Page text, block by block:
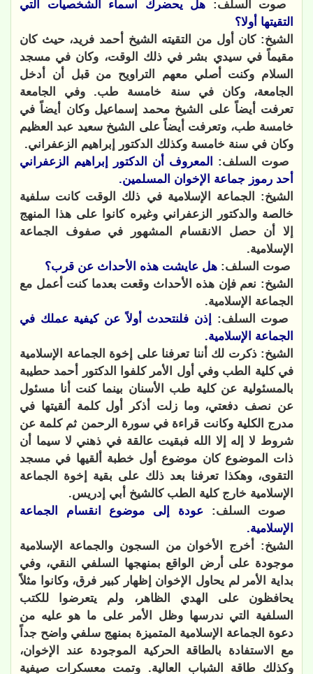
صوت السلف: هل يحضرك أسماء الشخصيات التي
التقيتها أولا؟
الشيخ: كان أول من التقيته الشيخ أحمد فريد، حيث كان
مقيماً في سيدي بشر في ذلك الوقت، وكان في مسجد
السلام وكنت أصلي معهم التراويح من قبل أن أدخل
الجامعة، وكان في سنة خامسة طب.
وفي الجامعة
تعرفت أيضاً على الشيخ محمد إسماعيل وكان أيضاً في
خامسة طب، وتعرفت أيضاً على الشيخ سعيد عبد العظيم
وكان في سنة خامسة وكذلك الدكتور إبراهيم الزعفراني.
صوت السلف:
المعروف أن الدكتور إبراهيم الزعفراني
أحد رموز جماعة الإخوان المسلمين.
الشيخ: الجماعة الإسلامية في ذلك الوقت كانت سلفية
خالصة والدكتور الزعفراني وغيره كانوا على هذا المنهج
إلا أن حصل الانقسام المشهور في صفوف الجماعة
الإسلامية.
صوت السلف: هل عايشت هذه الأحداث عن قرب؟
الشيخ: نعم فإن هذه الأحداث وقعت بعدما كنت أعمل مع
الجماعة الإسلامية.
صوت السلف: إذن فلنتحدث أولاً عن كيفية عملك في
الجماعة الإسلامية.
الشيخ: ذكرت لك أننا تعرفنا على إخوة الجماعة الإسلامية
في كلية الطب وفي أول الأمر كلفوا الدكتور أحمد حطيبة
بالمسئولية عن كلية طب الأسنان بينما كنت أنا مسئول
عن نصف دفعتي، وما زلت أذكر أول كلمة ألقيتها في
مدرج الكلية وكانت قراءة في سورة الرحمن ثم كلمة عن
شروط لا إله إلا الله فبقيت عالقة في ذهني لا سيما أن
ذات الموضوع كان موضوع أول خطبة ألقيها في مسجد
التقوى، وهكذا تعرفنا بعد ذلك على بقية إخوة الجماعة
الإسلامية خارج كلية الطب كالشيخ أبي إدريس.
صوت السلف:عودة إلى موضوع انقسام الجماعة
الإسلامية.
الشيخ: أخرج الأخوان من السجون والجماعة الإسلامية
موجودة على أرض الواقع بمنهجها السلفي النقي، وفي
بداية الأمر لم يحاول الإخوان إظهار كبير فرق، وكانوا مثلاً
يحافظون على الهدي الظاهر، ولم يتعرضوا للكتب
السلفية التي ندرسها وظل الأمر على ما هو عليه من
دعوة الجماعة الإسلامية المتميزة بمنهج سلفي واضح جداً
مع الاستفادة بالطاقة الحركية الموجودة عند الإخوان،
وكذلك طاقة الشباب العالية. وتمت معسكرات صيفية